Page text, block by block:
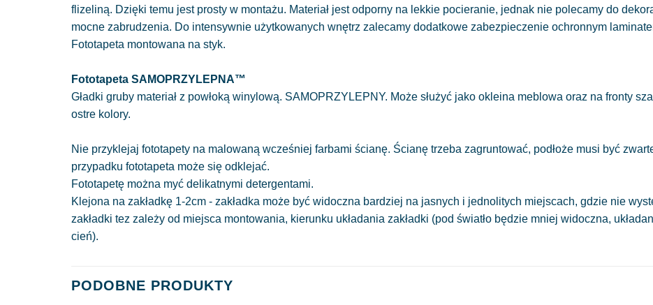
flizeliną. Dzięki temu jest prosty w montażu. Materiał jest odporny na lekkie pocieranie, jednak nie polecamy do
mocne zabrudzenia. Do intensywnie użytkowanych wnętrz zalecamy dodatkowe zabezpieczenie ochronnym
Fototapeta montowana na styk.
Fototapeta SAMOPRZYLEPNA™
Gładki gruby materiał z powłoką winylową. SAMOPRZYLEPNY. Może służyć jako okleina meblowa oraz na fronty
ostre kolory.
Nie przyklejaj fototapety na malowaną wcześniej farbami ścianę. Ścianę trzeba zagruntować, podłoże musi być
przypadku fototapeta może się odklejać.
Fototapetę można myć delikatnymi detergentami.
Klejona na zakładkę 1-2cm - zakładka może być widoczna bardziej na jasnych i jednolitych miejscach, gdzie nie
zakładki tez zależy od miejsca montowania, kierunku układania zakładki (pod światło będzie mniej widoczna,
cień).
PODOBNE PRODUKTY